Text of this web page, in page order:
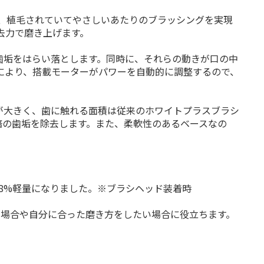
毛されていてやさしいあたりのブラッシングを実現
で磨き上げます。
をはらい落とします。同時に、それらの動きが口の中
り、搭載モーターがパワーを自動的に調整するので、
きく、歯に触れる面積は従来のホワイトプラスブラシ
歯垢を除去します。また、柔軟性のあるベースなの
軽量になりました。※ブラシヘッド装着時
や自分に合った磨き方をしたい場合に役立ちます。